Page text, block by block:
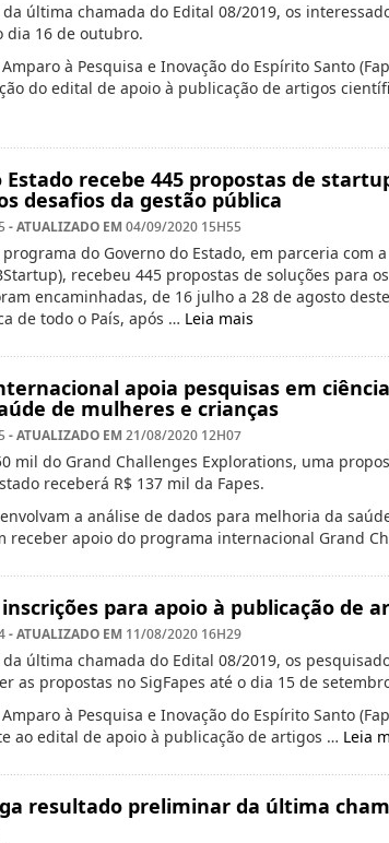
última chamada do Edital 08/2019, os
dia 16 de outubro.
à Pesquisa e Inovação do Espírito Santo
do edital de apoio à publicação de artigos
Estado recebe 445 propostas de
desafios da gestão pública
- ATUALIZADO EM 04/09/2020 15H55
programa do Governo do Estado, em parceria com
recebeu 445 propostas de soluções para
encaminhadas, de 16 julho a 28 de agosto
de todo o País, após … Leia mais
apoia pesquisas em
de mulheres e crianças
- ATUALIZADO EM 21/08/2020 12H07
mil do Grand Challenges Explorations, uma
receberá R$ 137 mil da Fapes.
a análise de dados para melhoria da
receber apoio do programa internacional Grand
para apoio à publicação de
- ATUALIZADO EM 11/08/2020 16H29
última chamada do Edital 08/2019, os
as propostas no SigFapes até o dia 15 de
à Pesquisa e Inovação do Espírito Santo
ao edital de apoio à publicação de artigos … Leia
resultado preliminar da última